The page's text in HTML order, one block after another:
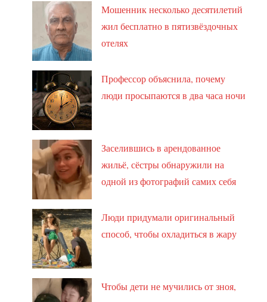
Мошенник несколько десятилетий
жил бесплатно в пятизвёздочных
отелях
Профессор объяснила, почему
люди просыпаются в два часа ночи
Заселившись в арендованное
жильё, сёстры обнаружили на
одной из фотографий самих себя
Люди придумали оригинальный
способ, чтобы охладиться в жару
Чтобы дети не мучились от зноя,